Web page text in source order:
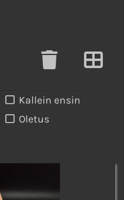
Kallein ensin
Oletus